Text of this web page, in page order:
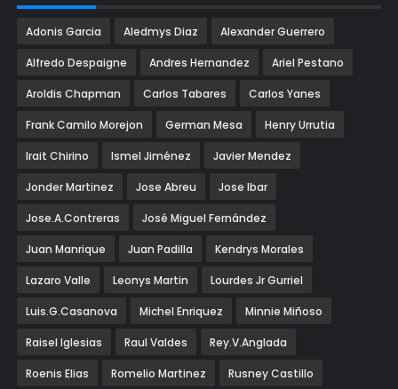
Adonis Garcia Aledmys Diaz Alexander Guerrero
Alfredo Despaigne Andres Hernandez Ariel Pestano
Aroldis Chapman Carlos Tabares Carlos Yanes
Frank Camilo Morejon German Mesa Henry Urrutia
Irait Chirino Ismel Jiménez Javier Mendez
Jonder Martinez Jose Abreu Jose Ibar
Jose.A.Contreras José Miguel Fernández
Juan Manrique Juan Padilla Kendrys Morales
Lazaro Valle Leonys Martin Lourdes Jr Gurriel
Luis.G.Casanova Michel Enriquez Minnie Miñoso
Raisel Iglesias Raul Valdes Rey.V.Anglada
Roenis Elias Romelio Martinez Rusney Castillo